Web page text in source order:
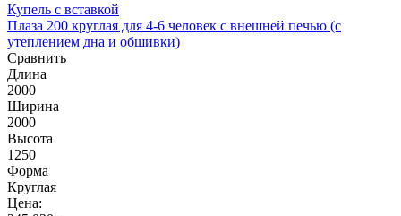
Купель с вставкой
Плаза 200 круглая для 4-6 человек с внешней печью (с
утеплением дна и обшивки)
Сравнить
Длина
2000
Ширина
2000
Высота
1250
Форма
Круглая
Цена: